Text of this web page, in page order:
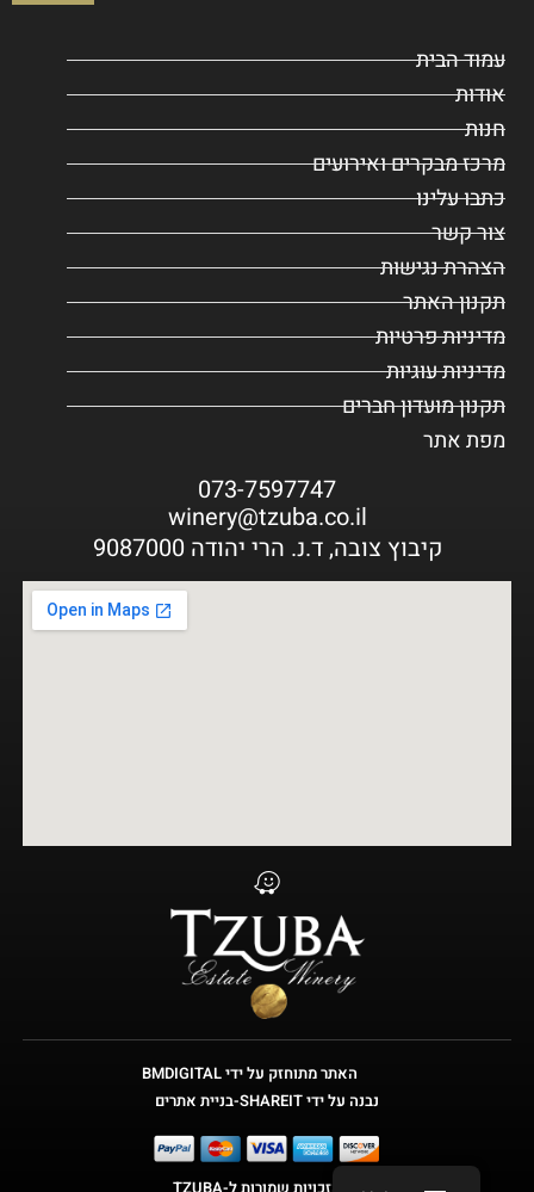
עמוד הבית
אודות
חנות
מרכז מבקרים ואירועים
כתבו עלינו
צור קשר
הצהרת נגישות
תקנון האתר
מדיניות פרטיות
מדיניות עוגיות
תקנון מועדון חברים
מפת אתר
073-7597747
winery@tzuba.co.il
קיבוץ צובה, ד.נ. הרי יהודה 9087000
האתר מתוחזק על ידי BMDIGITAL
נבנה על ידי SHAREIT-בניית אתרים
כל הזכויות שמורות ל-TZUBA